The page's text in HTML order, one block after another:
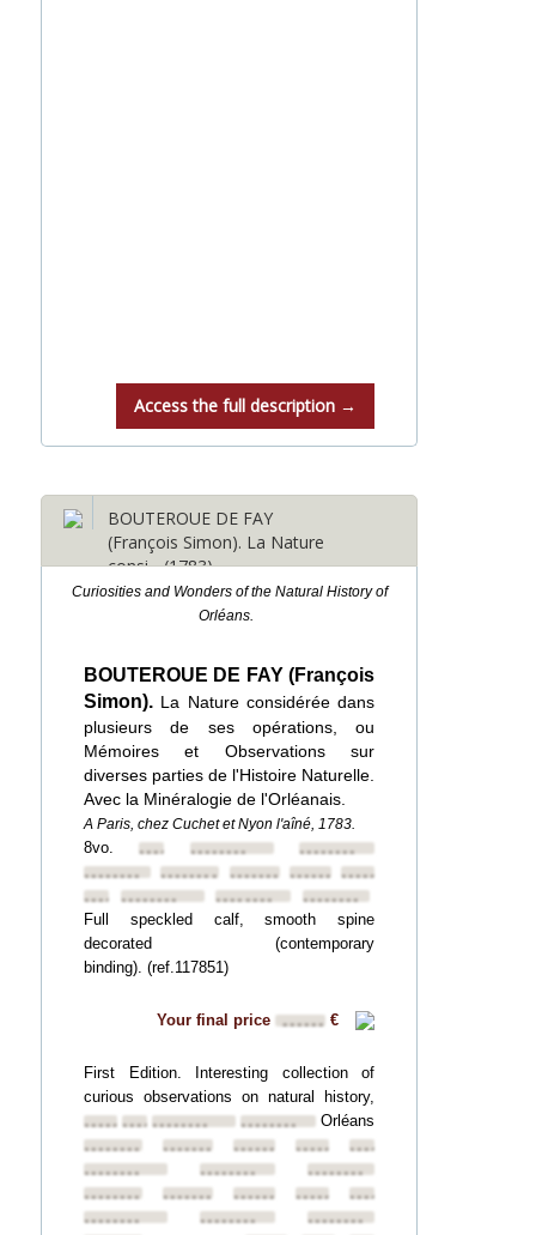
Access the full description →
BOUTEROUE DE FAY
(François Simon). La Nature
consi... (1783)
Curiosities and Wonders of the Natural History of
Orléans.
BOUTEROUE DE FAY (François
Simon). La Nature considérée dans
plusieurs de ses opérations, ou
Mémoires et Observations sur
diverses parties de l'Histoire Naturelle.
Avec la Minéralogie de l'Orléanais.
A Paris, chez Cuchet et Nyon l'aîné, 1783.
8vo.••••••••••••••••
••••••••
••••••••
•••••••• •••••••• ••••••••••••••••
•••••••••••••••• ••••••••
••••••••
Full speckled calf, smooth spine
decorated (contemporary
binding). (ref.117851)
Your final price •••••• €
First Edition. Interesting collection of
curious observations on natural history,
•••••••••••••••••••••••• ••••••••
Orléans
••••••••
•••••••• •••••••• ••••••••••••••••
••••••••
••••••••
••••••••
••••••••
•••••••• •••••••• ••••••••••••••••
••••••••
••••••••
••••••••